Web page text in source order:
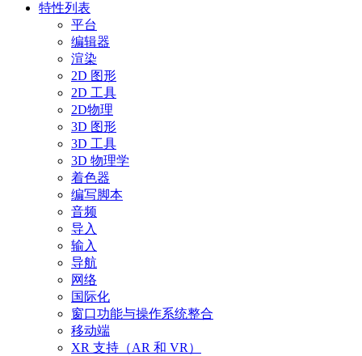
特性列表
平台
编辑器
渲染
2D 图形
2D 工具
2D物理
3D 图形
3D 工具
3D 物理学
着色器
编写脚本
音频
导入
输入
导航
网络
国际化
窗口功能与操作系统整合
移动端
XR 支持（AR 和 VR）